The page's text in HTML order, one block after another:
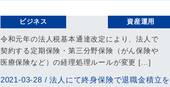
ビジネス 資産運用
令和元年の法人税基本通達改定により、法人で
契約する定期保険・第三分野保険（がん保険や
医療保険など）の経理処理ルールが変更 […]
2021-03-28 /法人にて終身保険で退職金積立を